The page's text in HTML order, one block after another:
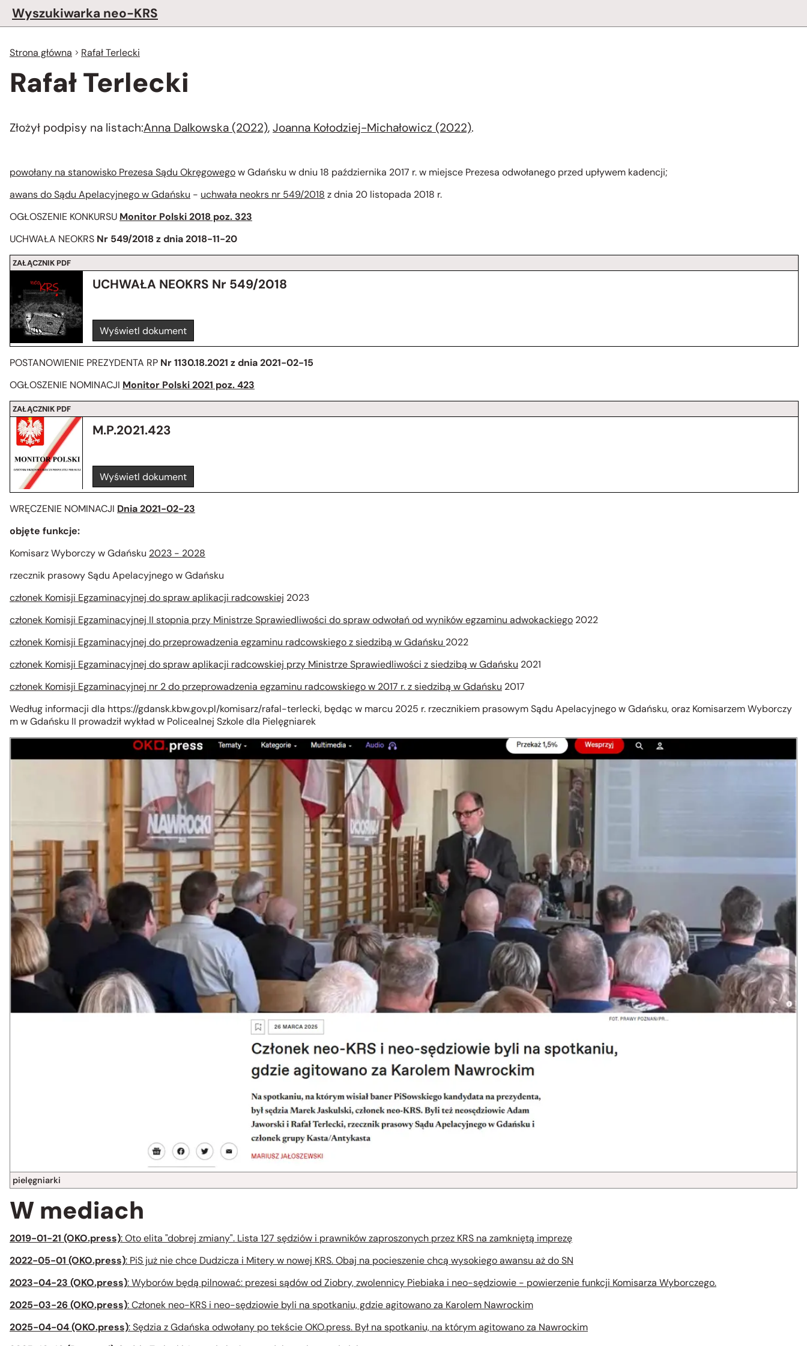
Wyszukiwarka neo-KRS
Strona główna Rafał Terlecki
Rafał Terlecki
Złożył podpisy na listach:Anna Dalkowska (2022), Joanna Kołodziej-Michałowicz (2022).
powołany na stanowisko Prezesa Sądu Okręgowegow Gdańsku w dniu 18 października 2017 r. w miejsce Prezesa odwołanego przed upływem kadencji;
awans do Sądu Apelacyjnego w Gdańsku - uchwała neokrs nr 549/2018 z dnia 20 listopada 2018 r.
OGŁOSZENIE KONKURSU Monitor Polski 2018 poz. 323
UCHWAŁA NEOKRS Nr 549/2018 z dnia 2018-11-20
ZAŁĄCZNIK PDF
UCHWAŁA NEOKRS Nr 549/2018
Wyświetl dokument
POSTANOWIENIE PREZYDENTA RP Nr 1130.18.2021 z dnia 2021-02-15
OGŁOSZENIE NOMINACJI Monitor Polski 2021 poz. 423
ZAŁĄCZNIK PDF
M.P.2021.423
Wyświetl dokument
WRĘCZENIE NOMINACJI Dnia 2021-02-23
objęte funkcje:
Komisarz Wyborczy w Gdańsku 2023 - 2028
rzecznik prasowy Sądu Apelacyjnego w Gdańsku
członek Komisji Egzaminacyjnej do spraw aplikacji radcowskiej 2023
członek Komisji Egzaminacyjnej II stopnia przy Ministrze Sprawiedliwości do spraw odwołań od wyników egzaminu adwokackiego 2022
członek Komisji Egzaminacyjnej do przeprowadzenia egzaminu radcowskiego z siedzibą w Gdańsku 2022
członek Komisji Egzaminacyjnej do spraw aplikacji radcowskiej przy Ministrze Sprawiedliwości z siedzibą w Gdańsku 2021
członek Komisji Egzaminacyjnej nr 2 do przeprowadzenia egzaminu radcowskiego w 2017 r. z siedzibą w Gdańsku 2017
Według informacji dla https://gdansk.kbw.gov.pl/komisarz/rafal-terlecki, będąc w marcu 2025 r. rzecznikiem prasowym Sądu Apelacyjnego w Gdańsku, oraz Komisarzem Wyborczy
m w Gdańsku II prowadził wykład w Policealnej Szkole dla Pielęgniarek
pielęgniarki
W mediach
2019-01-21 (OKO.press): Oto elita "dobrej zmiany". Lista 127 sędziów i prawników zaproszonych przez KRS na zamkniętą imprezę
2022-05-01 (OKO.press): PiS już nie chce Dudzicza i Mitery w nowej KRS. Obaj na pocieszenie chcą wysokiego awansu aż do SN
2023-04-23 (OKO.press): Wyborów będą pilnować: prezesi sądów od Ziobry, zwolennicy Piebiaka i neo-sędziowie - powierzenie funkcji Komisarza Wyborczego.
2025-03-26 (OKO.press): Członek neo-KRS i neo-sędziowie byli na spotkaniu, gdzie agitowano za Karolem Nawrockim
2025-04-04 (OKO.press): Sędzia z Gdańska odwołany po tekście OKO.press. Był na spotkaniu, na którym agitowano za Nawrockim